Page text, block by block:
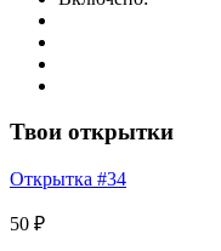
Твои открытки
Открытка #34
50 ₽